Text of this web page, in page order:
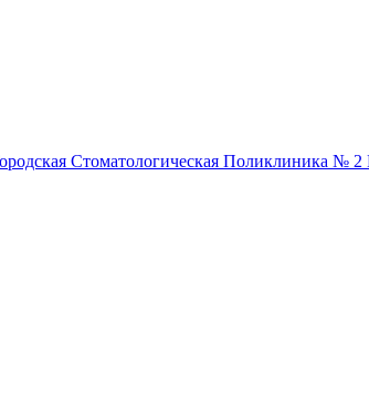
Стоматологическая Поликлиника №